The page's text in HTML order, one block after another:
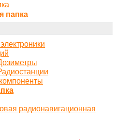
папка
радионавигационная